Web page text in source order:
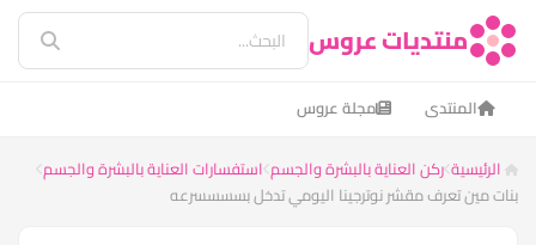
منتديات عروس
المنتدى مجلة عروس
الرئيسية ركن العناية بالبشرة والجسم استفسارات العناية بالبشرة والجسم
بنات مين تعرف مقشر نوترجينا اليومي تدخل بسسسسرعه